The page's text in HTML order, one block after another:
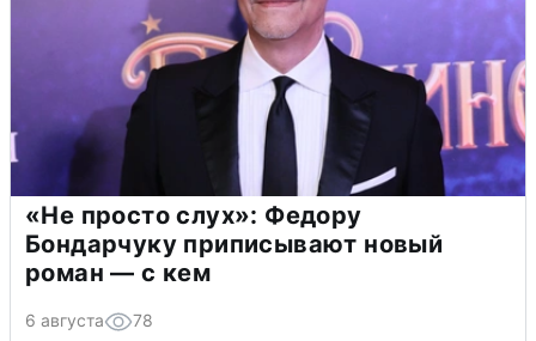
«Не просто слух»: Федору
Бондарчуку приписывают новый
роман — с кем
6 августа 78